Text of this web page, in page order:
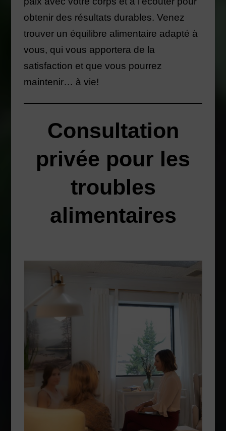
obtenir des résultats durables. Venez
trouver un équilibre alimentaire adapté à
vous, qui vous apportera de la
satisfaction et que vous pourrez
maintenir… à vie!
Consultation
privée pour les
troubles
alimentaires